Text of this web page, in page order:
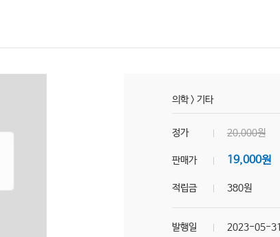
의학> 기타
정가 20,000원
판매가 19,000원
적립금 380원
발행일 2023-05-31